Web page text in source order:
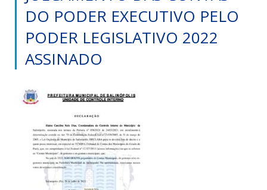
DO PODER EXECUTIVO PELO
PODER LEGISLATIVO 2022
ASSINADO